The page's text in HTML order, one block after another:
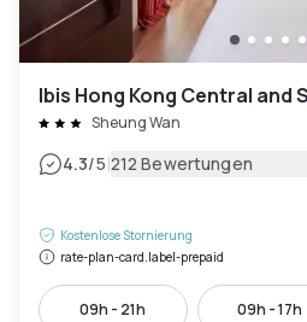
Ibis Hong Kong Central and
Sheung Wan
4.3/5|212 Bewertungen
Kostenlose Stornierung
rate-plan-card.label-prepaid
09h - 21h 09h - 17h